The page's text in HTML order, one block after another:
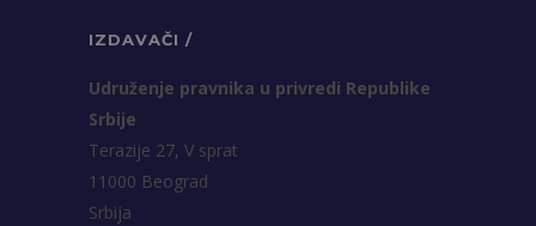
IZDAVAČI /
Udruženje pravnika u privredi Republike
Srbije
Terazije 27, V sprat
11000 Beograd
Srbija